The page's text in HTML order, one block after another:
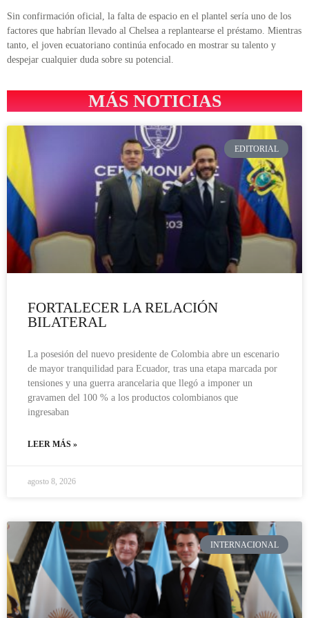
Sin confirmación oficial, la falta de espacio en el plantel sería uno de los
factores que habrían llevado al Chelsea a replantearse el préstamo. Mientras
tanto, el joven ecuatoriano continúa enfocado en mostrar su talento y
despejar cualquier duda sobre su potencial.
MÁS NOTICIAS
EDITORIAL
FORTALECER LA RELACIÓN
BILATERAL
La posesión del nuevo presidente de Colombia abre un escenario
de mayor tranquilidad para Ecuador, tras una etapa marcada por
tensiones y una guerra arancelaria que llegó a imponer un
gravamen del 100 % a los productos colombianos que
ingresaban
LEER MÁS »
agosto 8, 2026
INTERNACIONAL